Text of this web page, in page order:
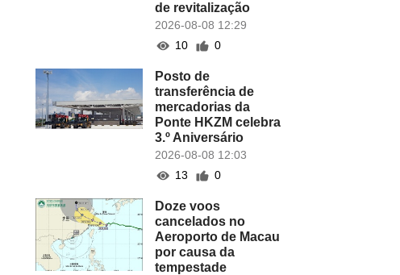
de revitalização
2026-08-08 12:29
10
0
Posto de
transferência de
mercadorias da
Ponte HKZM celebra
3.º Aniversário
2026-08-08 12:03
13
0
Doze voos
cancelados no
Aeroporto de Macau
por causa da
tempestade